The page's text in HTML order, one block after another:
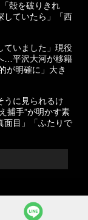
殻を破りきれ
ていたら」「西
ていました」現役
…平沢大河が移籍
が明確に」大き
うに見られるけ
捕手”が明かす素
面目」「ふたりで